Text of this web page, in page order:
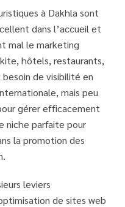
à Dakhla sont
dans l’accueil et
mal le marketing
hôtels, restaurants,
de visibilité en
mais peu
gérer efficacement
niche parfaite pour
la promotion des
leviers
de sites web